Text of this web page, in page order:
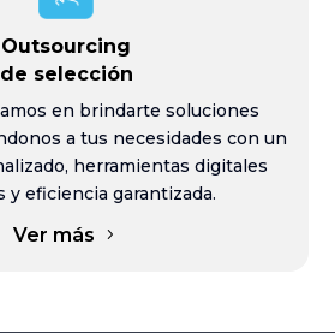
Outsourcing
de selección
en brindarte soluciones
a tus necesidades con un
herramientas digitales
y eficiencia garantizada.
Ver más